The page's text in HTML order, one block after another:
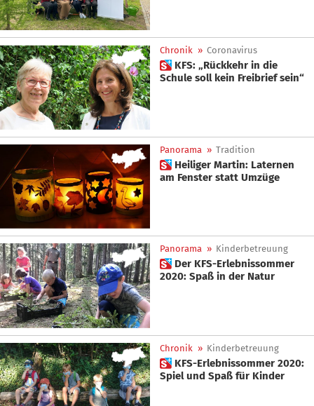
Chronik » Coronavirus
 KFS: „Rückkehr in die
Schule soll kein Freibrief sein“
Panorama » Tradition
 Heiliger Martin: Laternen
am Fenster statt Umzüge
Panorama » Kinderbetreuung
 Der KFS-Erlebnissommer
2020: Spaß in der Natur
Chronik » Kinderbetreuung
 KFS-Erlebnissommer 2020:
Spiel und Spaß für Kinder